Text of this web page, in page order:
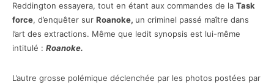
Reddington essayera, tout en étant aux commandes de la Task
force, d’enquêter sur Roanoke, un criminel passé maître dans
l’art des extractions. Même que ledit synopsis est lui-même
intitulé : Roanoke.
L’autre grosse polémique déclenchée par les photos postées par